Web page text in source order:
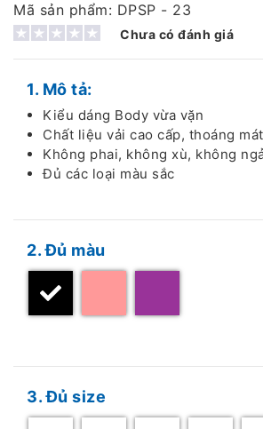
Mã sản phẩm: DPSP - 23
Chưa có đánh giá
1. Mô tả:
Kiểu dáng Body vừa vặn
Chất liệu vải cao cấp, thoáng mát
Không phai, không xù, không
Đủ các loại màu sắc
2. Đủ màu
3. Đủ size